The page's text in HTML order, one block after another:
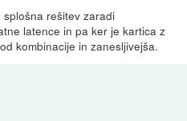
rešitev zaradi
latence in pa ker je kartica z
kombinacije in zanesljivejša.